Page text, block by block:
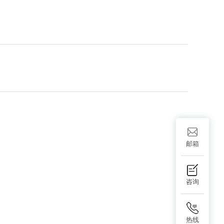
邮箱
咨询
热线